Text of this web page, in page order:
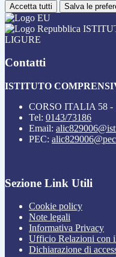
Accetta tutti Salva le
LIGURE
Contatti
ISTITUTO
CORSO ITALIA 58
Tel: 0143/73186
Email:
PEC:
Sezione Link Utili
Cookie policy
Note legali
Informativa Privacy
Ufficio Relazioni con
Dichiarazione di